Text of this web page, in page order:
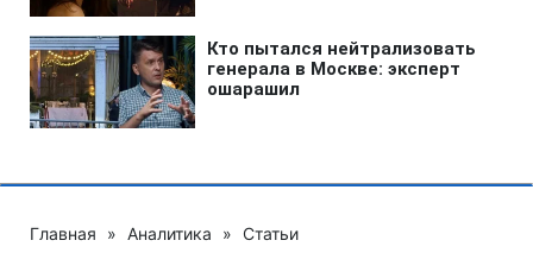
Главная » Аналитика » Статьи